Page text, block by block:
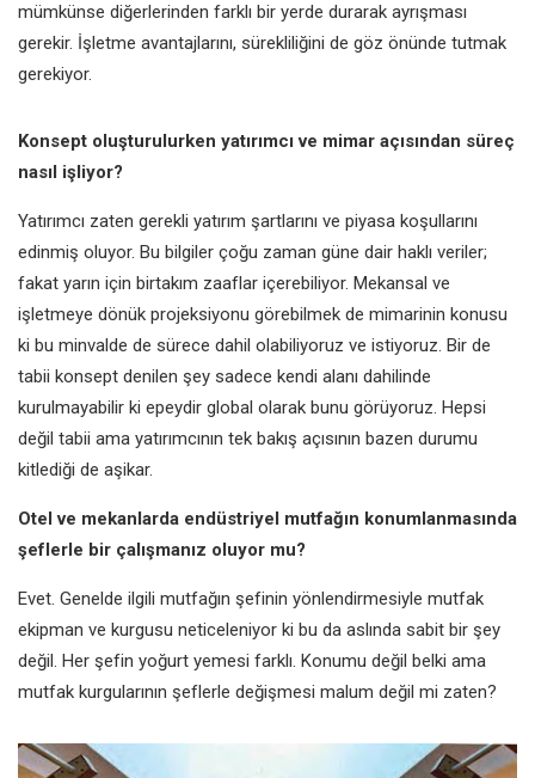
mümkünse diğerlerinden farklı bir yerde durarak ayrışması
gerekir. İşletme avantajlarını, sürekliliğini de göz önünde tutmak
gerekiyor.
Konsept oluşturulurken yatırımcı ve mimar açısından süreç
nasıl işliyor?
Yatırımcı zaten gerekli yatırım şartlarını ve piyasa koşullarını
edinmiş oluyor. Bu bilgiler çoğu zaman güne dair haklı veriler;
fakat yarın için birtakım zaaflar içerebiliyor. Mekansal ve
işletmeye dönük projeksiyonu görebilmek de mimarinin konusu
ki bu minvalde de sürece dahil olabiliyoruz ve istiyoruz. Bir de
tabii konsept denilen şey sadece kendi alanı dahilinde
kurulmayabilir ki epeydir global olarak bunu görüyoruz. Hepsi
değil tabii ama yatırımcının tek bakış açısının bazen durumu
kitlediği de aşikar.
Otel ve mekanlarda endüstriyel mutfağın konumlanmasında
şeflerle bir çalışmanız oluyor mu?
Evet. Genelde ilgili mutfağın şefinin yönlendirmesiyle mutfak
ekipman ve kurgusu neticeleniyor ki bu da aslında sabit bir şey
değil. Her şefin yoğurt yemesi farklı. Konumu değil belki ama
mutfak kurgularının şeflerle değişmesi malum değil mi zaten?